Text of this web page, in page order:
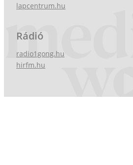
lapcentrum.hu
Rádió
radio1gong.hu
hirfm.hu